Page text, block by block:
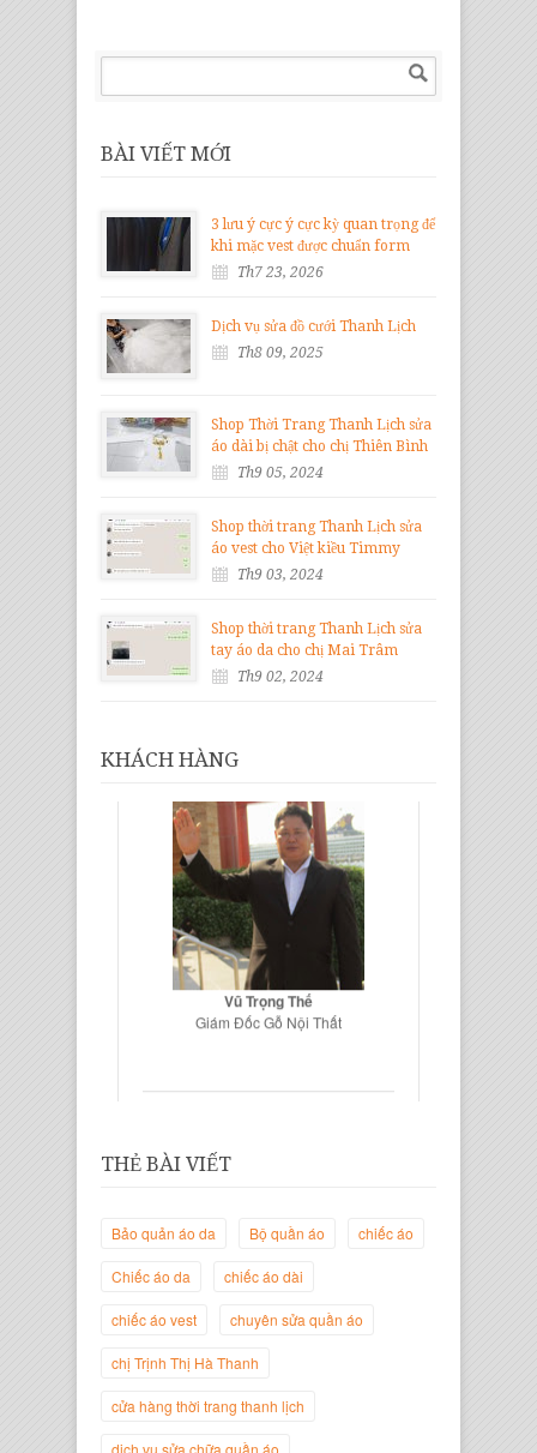
BÀI VIẾT MỚI
3 lưu ý cực ý cực kỳ quan trọng để
khi mặc vest được chuẩn form
Th7 23, 2026
Dịch vụ sửa đồ cưới Thanh Lịch
Th8 09, 2025
Shop Thời Trang Thanh Lịch sửa
áo dài bị chật cho chị Thiên Bình
Th9 05, 2024
Shop thời trang Thanh Lịch sửa
áo vest cho Việt kiều Timmy
Th9 03, 2024
Shop thời trang Thanh Lịch sửa
tay áo da cho chị Mai Trâm
Th9 02, 2024
KHÁCH HÀNG
Vũ Trọng Thế
Giám Đốc Gỗ Nội Thất
Trịnh Thị Hà Thanh
Trang Thanh Lịch
THẺ BÀI VIẾT
Bảo quản áo da Bộ quần áo chiếc áo
Chiếc áo da chiếc áo dài
chiếc áo vest chuyên sửa quần áo
chị Trịnh Thị Hà Thanh
cửa hàng thời trang thanh lịch